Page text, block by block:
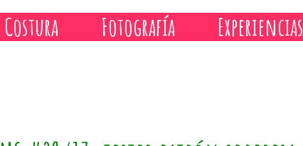
Costura Fotografía Experiencias